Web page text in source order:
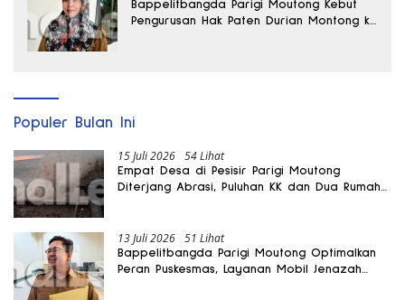
Bappelitbangda Parigi Moutong Kebut
Pengurusan Hak Paten Durian Montong ke
Populer Bulan Ini
15 Juli 2026 54 Lihat
Empat Desa di Pesisir Parigi Moutong
Diterjang Abrasi, Puluhan KK dan Dua Rumah
13 Juli 2026 51 Lihat
Bappelitbangda Parigi Moutong Optimalkan
Peran Puskesmas, Layanan Mobil Jenazah